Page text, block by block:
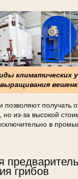
климатических
выращивания
позволяют получать
но из-за высокой
в
грибов